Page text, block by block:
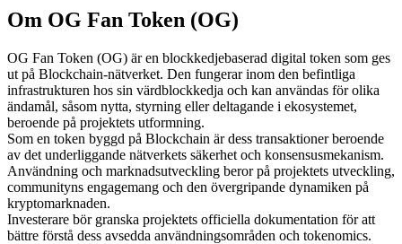
Kopiera Trading
Gå med de bästa handlarna
Om OG Fan Token (OG)
OG Fan Token (OG) är en blockkedjebaserad digital token som ges
ut på Blockchain-nätverket. Den fungerar inom den befintliga
infrastrukturen hos sin värdblockkedja och kan användas för olika
ändamål, såsom nytta, styrning eller deltagande i ekosystemet,
beroende på projektets utformning.
Som en token byggd på Blockchain är dess transaktioner beroende
av det underliggande nätverkets säkerhet och konsensusmekanism.
Användning och marknadsutveckling beror på projektets utveckling,
communityns engagemang och den övergripande dynamiken på
kryptomarknaden.
Investerare bör granska projektets officiella dokumentation för att
bättre förstå dess avsedda användningsområden och tokenomics.